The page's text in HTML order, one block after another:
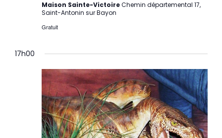
Maison Sainte-VictoireChemin départemental 17,
Saint-Antonin sur Bayon
Gratuit
17h00